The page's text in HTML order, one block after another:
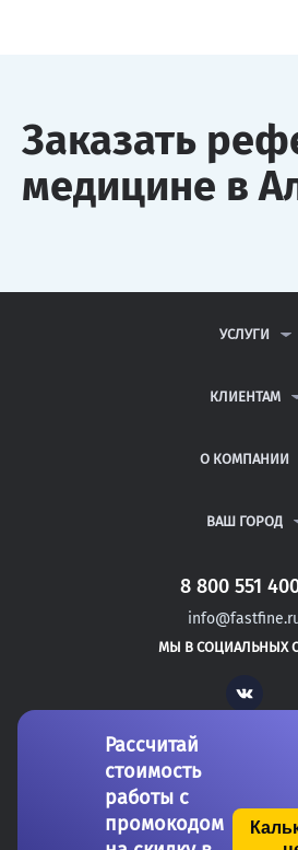
Заказать
медицине в
УСЛУГИ
ДИПЛОМНЫЕ
РЕФЕРАТЫ
КЛИЕНТАМ
ВОПРОСЫ И
ПОЛИТИКА
О КОМПАНИИ
КОНТАКТЫ
ВАШ ГОРОД
САНКТ-
БАТЫРЕВО
КАНАШ
8 800 551
МЫ В СОЦИАЛЬНЫХ
Vk
Рассчитай
стоимость
работы с
промокодом